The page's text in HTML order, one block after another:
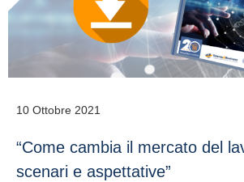
10 Ottobre 2021
“Come cambia il mercato del
scenari e aspettative”